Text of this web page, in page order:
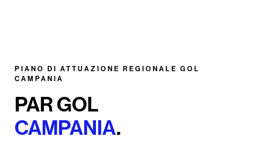
PIANO DI ATTUAZIONE REGIONALE GOL
CAMPANIA
PAR GOL
CAMPANIA.